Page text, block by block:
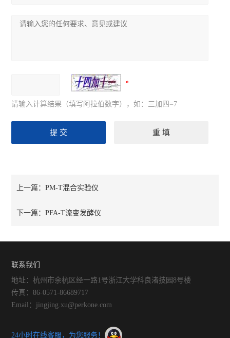
请输入计算结果（填写阿拉伯数字），如：三加四=7
上一篇：PM-T混合实验仪
下一篇：PFA-T流变发酵仪
联系我们
地址：杭州市余杭区经一路1号浙江大学科良渚技园8号楼
传真：86-0571-86689717
Email：jingjing.xu@perkone.com
24小时在线客服，为您服务！